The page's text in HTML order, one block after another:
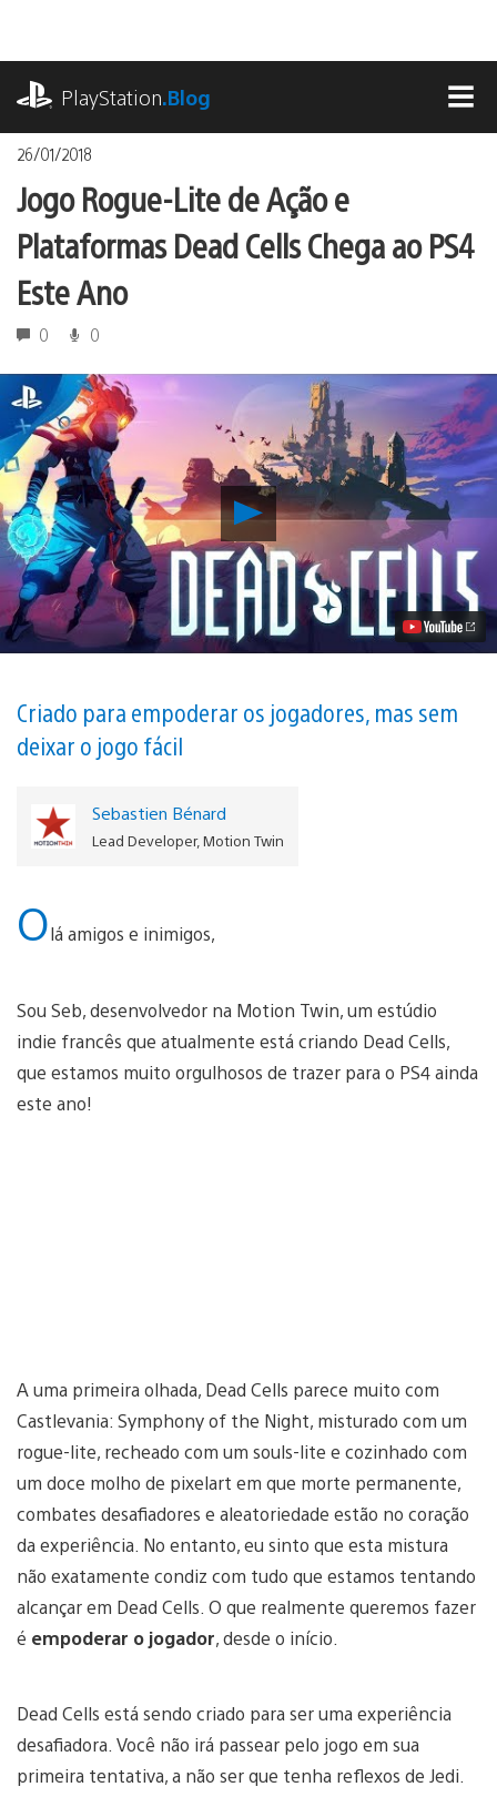
o
conteúdoPlayStation.Blog
26/01/2018
Jogo Rogue-Lite de Ação e
Plataformas Dead Cells Chega ao PS4
Este Ano
0 0
Reproduzir
Jogo
Rogue-
Lite
e
Plataformas
Chega
ao
Criado para empoderar os jogadores, mas sem
deixar o jogo fácil
Sebastien Bénard
Lead Developer, Motion Twin
Olá amigos e inimigos,
Sou Seb, desenvolvedor na Motion Twin, um estúdio
indie francês que atualmente está criando Dead Cells,
que estamos muito orgulhosos de trazer para o PS4 ainda
este ano!
A uma primeira olhada, Dead Cells parece muito com
Castlevania: Symphony of the Night, misturado com um
rogue-lite, recheado com um souls-lite e cozinhado com
um doce molho de pixelart em que morte permanente,
combates desafiadores e aleatoriedade estão no coração
da experiência. No entanto, eu sinto que esta mistura
não exatamente condiz com tudo que estamos tentando
alcançar em Dead Cells. O que realmente queremos fazer
é empoderar o jogador, desde o início.
Dead Cells está sendo criado para ser uma experiência
desafiadora. Você não irá passear pelo jogo em sua
primeira tentativa, a não ser que tenha reflexos de Jedi.